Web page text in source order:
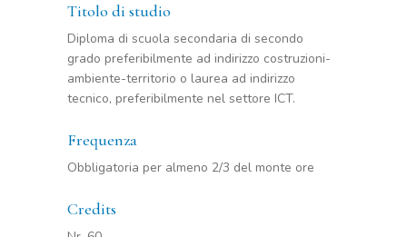
Titolo di studio
Diploma di scuola secondaria di secondo
grado preferibilmente ad indirizzo costruzioni-
ambiente-territorio o laurea ad indirizzo
tecnico, preferibilmente nel settore ICT.
Frequenza
Obbligatoria per almeno 2/3 del monte ore
Credits